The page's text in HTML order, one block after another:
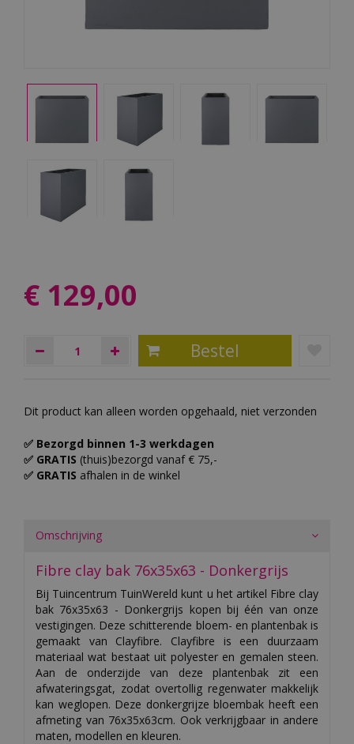
€ 129,00
Dit product kan alleen worden opgehaald, niet verzonden
✅ Bezorgd binnen 1-3 werkdagen
✅ GRATIS (thuis)bezorgd vanaf € 75,-
✅ GRATIS afhalen in de winkel
Omschrijving
Fibre clay bak 76x35x63 - Donkergrijs
Bij Tuincentrum TuinWereld kunt u het artikel Fibre clay
bak 76x35x63 - Donkergrijs kopen bij één van onze
vestigingen. Deze schitterende bloem- en plantenbak is
gemaakt van Clayfibre. Clayfibre is een duurzaam
materiaal wat bestaat uit polyester en gemalen steen.
Aan de onderzijde van deze plantenbak zit een
afwateringsgat, zodat overtollig regenwater makkelijk
kan weglopen. Deze donkergrijze bloembak heeft een
afmeting van 76x35x63cm. Ook verkrijgbaar in andere
maten, modellen en kleuren.